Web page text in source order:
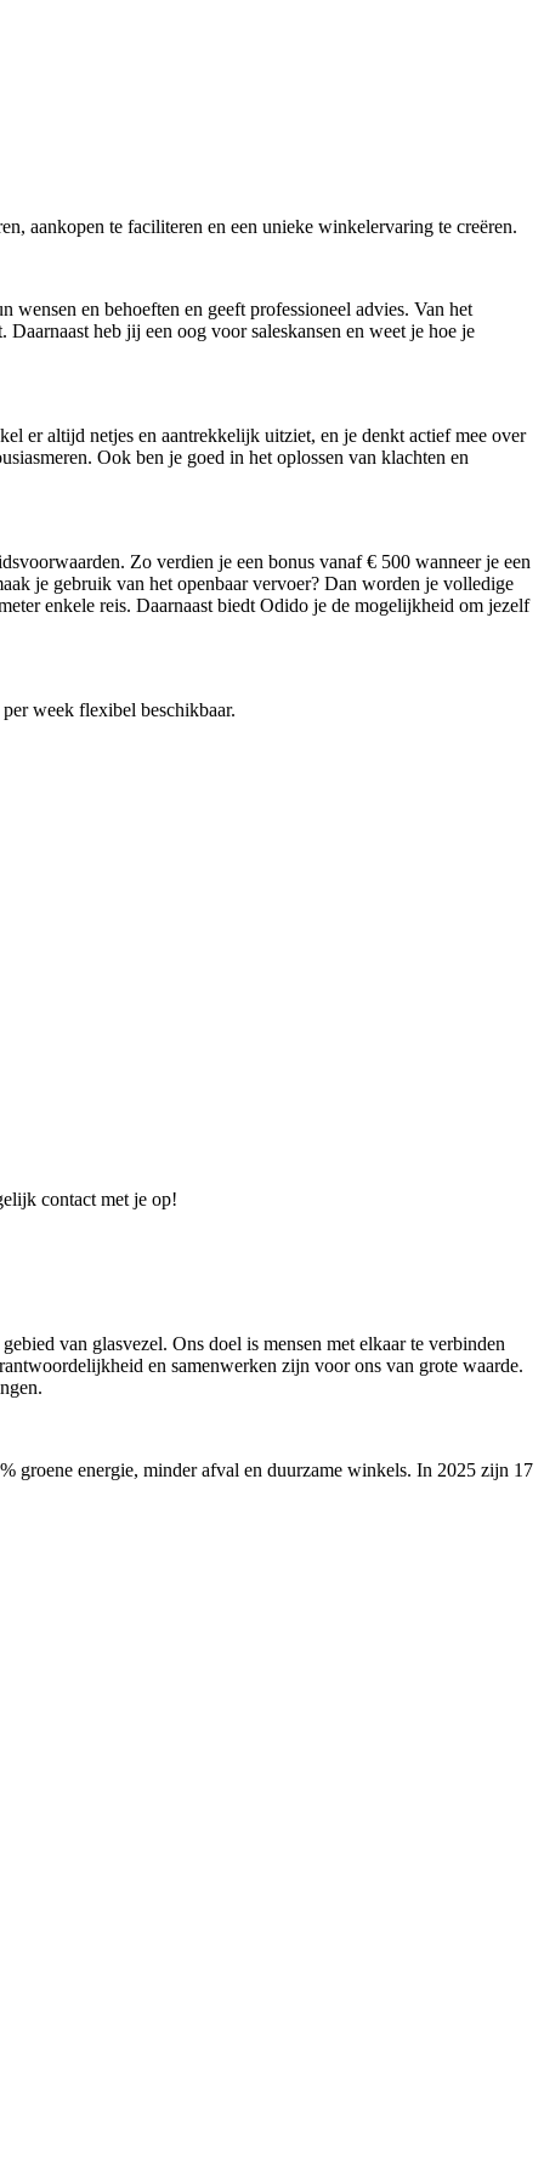
aankopen te faciliteren en een unieke winkelervaring te creëren.
en behoeften en geeft professioneel advies. Van het
heb jij een oog voor saleskansen en weet je hoe je
er altijd netjes en aantrekkelijk uitziet, en je denkt actief mee over
Ook ben je goed in het oplossen van klachten en
Zo verdien je een bonus vanaf € 500 wanneer je een
je gebruik van het openbaar vervoer? Dan worden je volledige
enkele reis. Daarnaast biedt Odido je de mogelijkheid om jezelf
per week flexibel beschikbaar.
contact met je op!
van glasvezel. Ons doel is mensen met elkaar te verbinden
en samenwerken zijn voor ons van grote waarde.
groene energie, minder afval en duurzame winkels. In 2025 zijn 17